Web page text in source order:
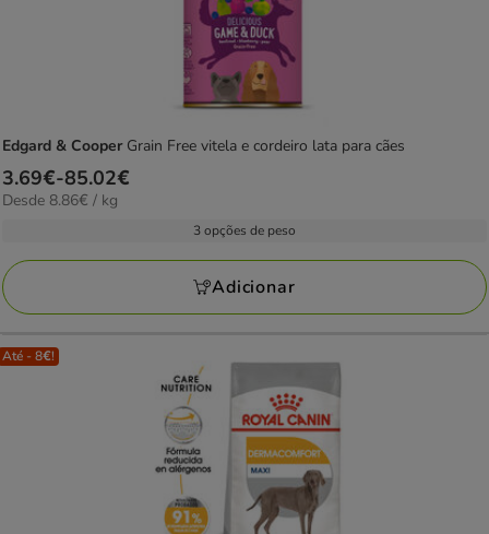
Edgard & Cooper Grain Free vitela e cordeiro lata para cães
Preço
de
85.02€
3.69€-85.02€
8.86€
Desde 8.86€ / kg
3 opções de peso
Adicionar
Até - 8€!